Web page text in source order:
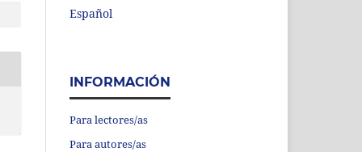
Español
INFORMACIÓN
Para lectores/as
Para autores/as